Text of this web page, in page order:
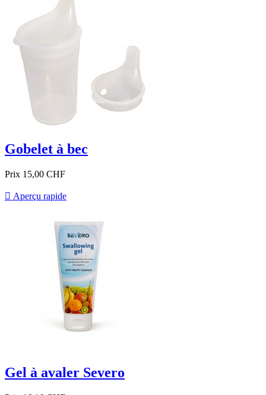
Gobelet à bec
Prix 15,00 CHF
 Aperçu rapide
Gel à avaler Severo